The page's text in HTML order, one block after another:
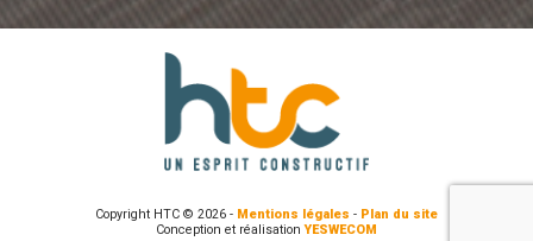
Copyright HTC © 2026 - Mentions légales - Plan du site
Conception et réalisationYESWECOM